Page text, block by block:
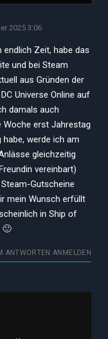
2025 3:06
endlich Zeit, habe das
und bei Steam
aus Gründen der
Universe Online auf
damals auch
Woche erst Jahrestag
werde ich am
gleichzeitig
vereinbart)
Gutscheine
mein Wunsch erfüllt
in Ship of
🙂
ANTWORTEN ANMELDEN